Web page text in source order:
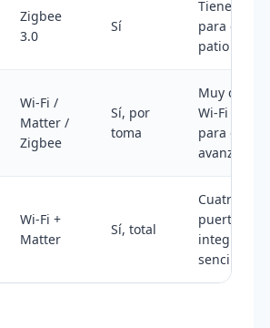
Zigbee
3.0
Sí
Tiene
para
patio
Wi-Fi /
Matter /
Zigbee
Sí, por
toma
Muy
Wi-Fi y
para
avanzada
Wi-Fi +
Matter
Sí, total
Cuatro
puertos
integrados
sencillo